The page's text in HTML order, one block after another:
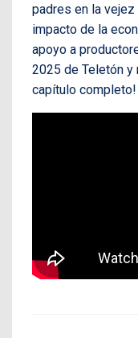
padres en la
impacto de la
apoyo a
2025 de Teletón y
capítulo completo!